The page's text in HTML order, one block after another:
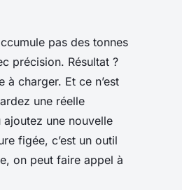
pas des tonnes
précision. Résultat ?
charger. Et ce n’est
une réelle
une nouvelle
figée, c’est un outil
on peut faire appel à